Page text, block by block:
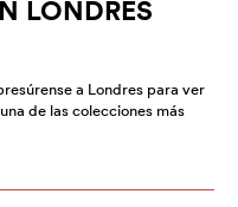
LONDRES
a Londres para ver
de las colecciones más